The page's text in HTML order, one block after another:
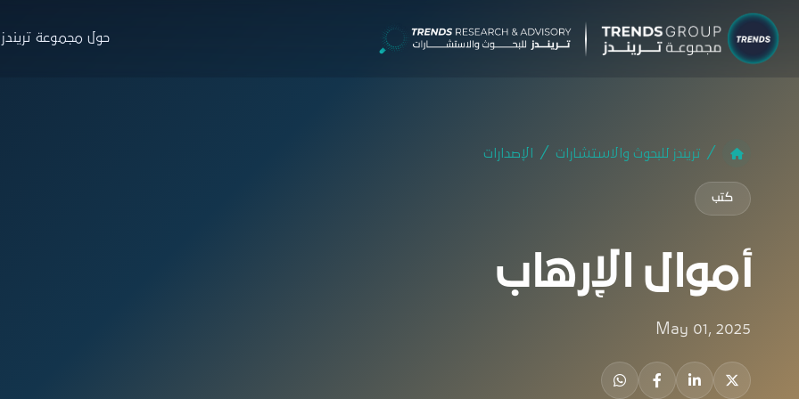
حول مجموعة تريندز
تريندز للبحوث والاستشارات الإصدارات
كتب
أموال الإرهاب
May 01, 2025